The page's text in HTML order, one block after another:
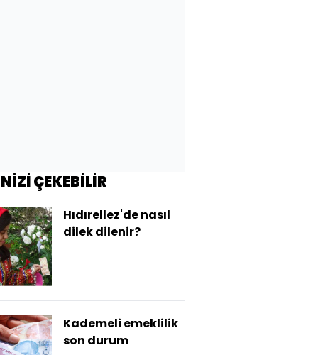
ÇEKEBİLİR
Hıdırellez'de nasıl
dilek dilenir?
Kademeli emeklilik
son durum